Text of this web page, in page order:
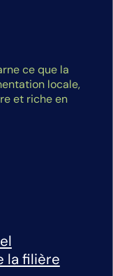
ce que la
locale,
et riche en
la filière